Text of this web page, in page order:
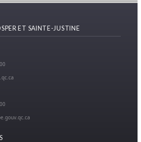
ET SAINTE-JUSTINE